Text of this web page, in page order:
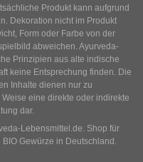
Produkt kann aufgrund
Dekoration nicht im Produkt
Form oder Farbe von der
abweichen. Ayurveda-
Prinzipien aus alte indische
keine Entsprechung finden. Die
Inhalte dienen nur zu
eine direkte oder indirekte
dar.
Lebensmittel.de. Shop für
Gewürze in Deutschland.